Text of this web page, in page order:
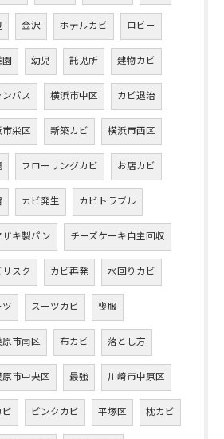
金沢 ホテルカビ ロビー
幼児 託児所 建物カビ
パス 横浜市中区 カビ退治
栄区 新築カビ 横浜市西区
フローリングカビ お店カビ
カビ発生 カビトラブル
ザキ製パン チーズケーキ自主回収
スク カビ再発 水回りカビ
スーツカビ 喪服
市南区 布カビ 落とし方
市中央区 最強 川崎市中原区
ピンクカビ 平塚区 枕カビ